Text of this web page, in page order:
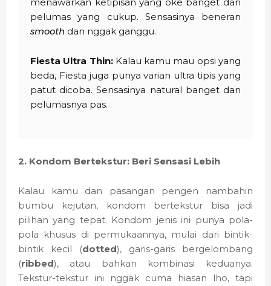
pelumas yang cukup. Sensasinya beneran
smooth dan nggak ganggu.
Fiesta Ultra Thin:Kalau kamu mau opsi yang
beda, Fiesta juga punya varian ultra tipis yang
patut dicoba. Sensasinya natural banget dan
pelumasnya pas.
2. Kondom Bertekstur: Beri Sensasi Lebih
Kalau kamu dan pasangan pengen nambahin
bumbu kejutan, kondom bertekstur bisa jadi
pilihan yang tepat. Kondom jenis ini punya pola-
pola khusus di permukaannya, mulai dari bintik-
bintik kecil (dotted), garis-garis bergelombang
(ribbed), atau bahkan kombinasi keduanya.
Tekstur-tekstur ini nggak cuma hiasan lho, tapi